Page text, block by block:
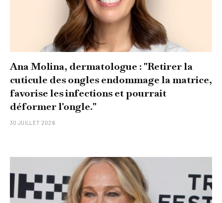
Ana Molina, dermatologue : "Retirer la
cuticule des ongles endommage la matrice,
favorise les infections et pourrait
déformer l'ongle."
30 JUILLET 2026